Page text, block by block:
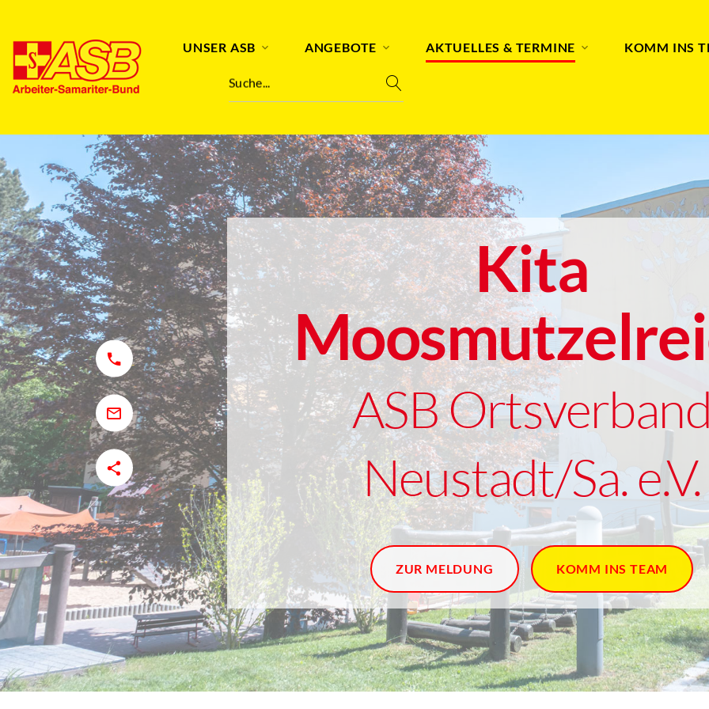
UNSER ASB ANGEBOTE AKTUELLES & TERMINE KOMM INS
Suche...
Kita
ASB
Neustadt/Sa. e.V.
ZUR MELDUNG KOMM INS TEAM